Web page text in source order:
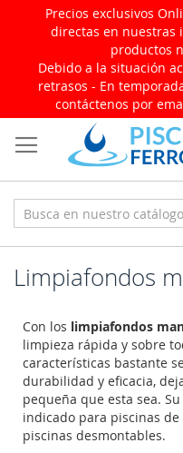
Precios exclusivos
directas en nuestras
productos
Debido a la situación
retrasos - En
contáctenos por
al
contenido
Limpiafondos
Con los limpiafondos
limpieza rápida y sobre
características bastante
durabilidad y eficacia,
pequeña que esta sea.
indicado para piscinas
piscinas desmontables.